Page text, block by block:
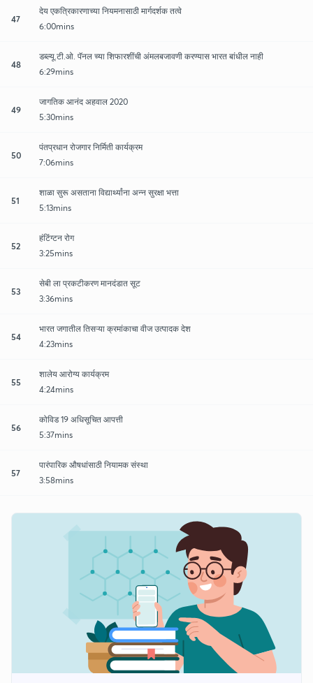
47
देय एकत्रिकारणाच्या नियमनासाठी मार्गदर्शक तत्वे
6:00mins
48
डब्ल्यू.टी.ओ. पॅनल च्या शिफारशींची अंमलबजावणी करण्यास भारत बांधील नाही
6:29mins
49
जागतिक आनंद अहवाल 2020
5:30mins
50
पंतप्रधान रोजगार निर्मिती कार्यक्रम
7:06mins
51
शाळा सुरू असताना विद्यार्थ्यांना अन्न सुरक्षा भत्ता
5:13mins
52
हंटिंग्टन रोग
3:25mins
53
सेबी ला प्रकटीकरण मानदंडात सूट
3:36mins
54
भारत जगातील तिसऱ्या क्रमांकाचा वीज उत्पादक देश
4:23mins
55
शालेय आरोग्य कार्यक्रम
4:24mins
56
कोविड 19 अधिसूचित आपत्ती
5:37mins
57
पारंपारिक औषधांसाठी नियामक संस्था
3:58mins